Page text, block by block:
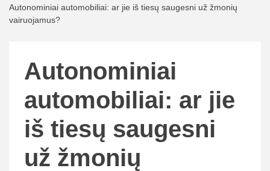
Autonominiai automobiliai: ar jie iš tiesų saugesni už žmonių
vairuojamus?
Autonominiai
automobiliai: ar jie
iš tiesų saugesni
už žmonių